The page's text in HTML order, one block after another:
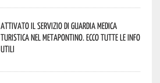
Attivato il servizio di Guardia Medica
Turistica nel Metapontino. Ecco tutte le info
utili